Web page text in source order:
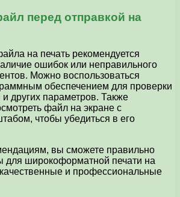
перед отправкой на
на печать рекомендуется
ошибок или неправильного
Можно воспользоваться
обеспечением для проверки
других параметров. Также
файл на экране с
чтобы убедиться в его
вы сможете правильно
для широкоформатной печати на
и профессиональные